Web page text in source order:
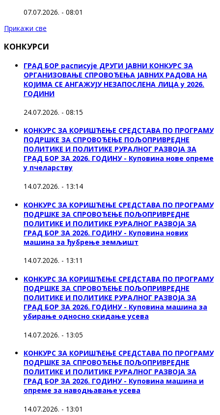
07.07.2026. - 08:01
Прикажи све
КОНКУРСИ
ГРАД БОР расписује ДРУГИ ЈАВНИ КОНКУРС ЗА
ОРГАНИЗОВАЊЕ СПРОВОЂЕЊА ЈАВНИХ РАДОВА НА
КОЈИМА СЕ АНГАЖУЈУ НЕЗАПОСЛЕНА ЛИЦА у 2026.
ГОДИНИ
24.07.2026. - 08:15
КОНКУРС ЗА КОРИШЋЕЊЕ СРЕДСТАВА ПО ПРОГРАМУ
ПОДРШКЕ ЗА СПРОВОЂЕЊЕ ПОЉОПРИВРЕДНЕ
ПОЛИТИКЕ И ПОЛИТИКЕ РУРАЛНОГ РАЗВОЈА ЗА
ГРАД БОР ЗА 2026. ГОДИНУ - Куповина нове опреме
у пчеларству
14.07.2026. - 13:14
КОНКУРС ЗА КОРИШЋЕЊЕ СРЕДСТАВА ПО ПРОГРАМУ
ПОДРШКЕ ЗА СПРОВОЂЕЊЕ ПОЉОПРИВРЕДНЕ
ПОЛИТИКЕ И ПОЛИТИКЕ РУРАЛНОГ РАЗВОЈА ЗА
ГРАД БОР ЗА 2026. ГОДИНУ - Куповина нових
машина за ђубрење земљишт
14.07.2026. - 13:11
КОНКУРС ЗА КОРИШЋЕЊЕ СРЕДСТАВА ПО ПРОГРАМУ
ПОДРШКЕ ЗА СПРОВОЂЕЊЕ ПОЉОПРИВРЕДНЕ
ПОЛИТИКЕ И ПОЛИТИКЕ РУРАЛНОГ РАЗВОЈА ЗА
ГРАД БОР ЗА 2026. ГОДИНУ - Куповинa машина за
убирање односно скидање усева
14.07.2026. - 13:05
КОНКУРС ЗА КОРИШЋЕЊЕ СРЕДСТАВА ПО ПРОГРАМУ
ПОДРШКЕ ЗА СПРОВОЂЕЊЕ ПОЉОПРИВРЕДНЕ
ПОЛИТИКЕ И ПОЛИТИКЕ РУРАЛНОГ РАЗВОЈА ЗА
ГРАД БОР ЗА 2026. ГОДИНУ - Куповина машина и
опреме за наводњавање усева
14.07.2026. - 13:01